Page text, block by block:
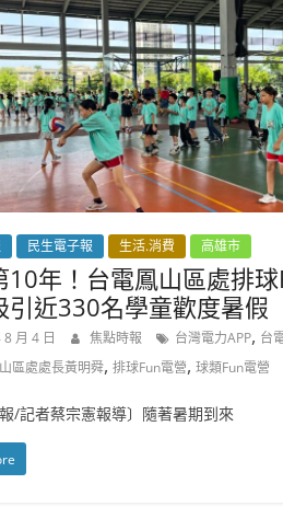
民生電子報 生活.消費 高雄市
10年！台電鳳山區處排
引近330名學童歡度暑假
月 4 日 焦點時報 台灣電力APP, 台
區處處長黃明舜, 排球Fun電營, 球類Fun電營
報/記者蔡宗憲報導〕隨著暑期到來